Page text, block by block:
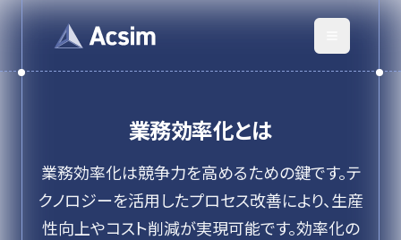
業務効率化とは
業務効率化は競争力を高めるための鍵です。テ
クノロジーを活用したプロセス改善により、生産
性向上やコスト削減が実現可能です。効率化の